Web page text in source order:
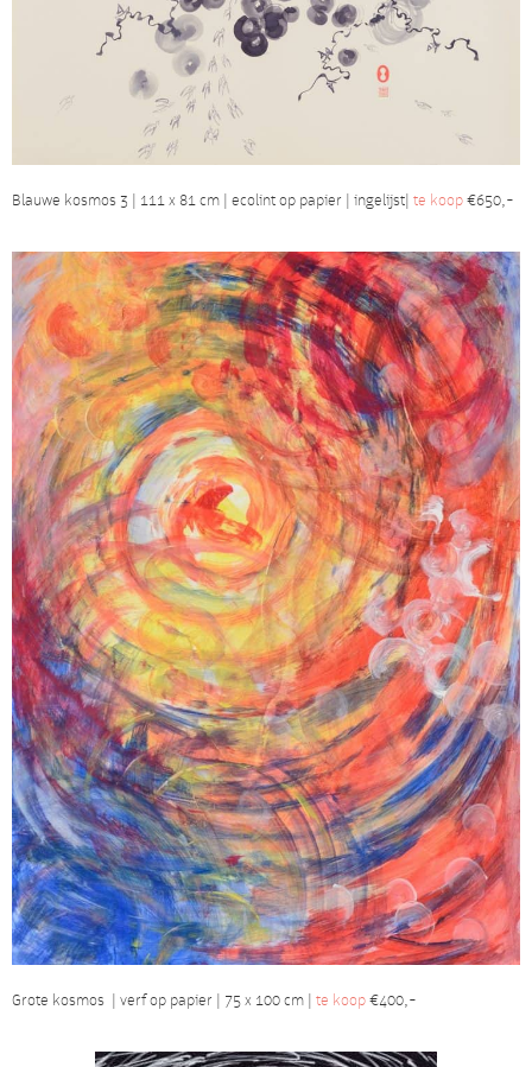
Blauwe kosmos 3 | 111 x 81 cm | ecolint op papier | ingelijst| te koop€650,-
Grote kosmos | verf op papier | 75 x 100 cm | te koop€400,-